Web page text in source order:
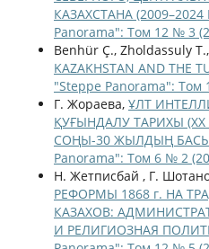
КАЗАХСТАНА (2009–2024
Panorama": Том 12 № 3
Benhür Ç., Zholdassuly T.,
KAZAKHSTAN AND THE
"Steppe Panorama": Том
Г. Жораева, ҰЛТ
ҚУҒЫНДАЛУ ТАРИХЫ
СОҢЫ-30 ЖЫЛДЫҢ
Panorama": Том 6 № 2
Н. Жетписбай , Г.
РЕФОРМЫ 1868 г. НА
КАЗАХОВ:
И РЕЛИГИОЗНАЯ